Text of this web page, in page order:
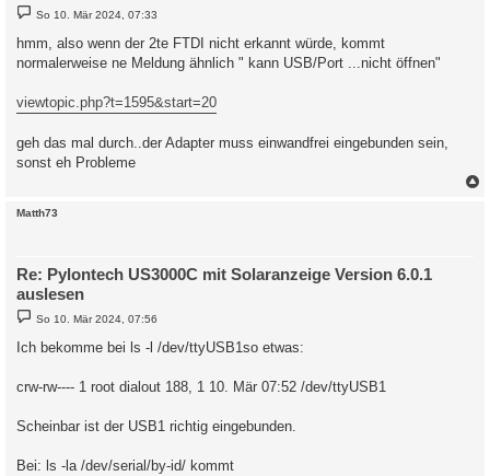
B
e
t
r
So 10. Mär 2024, 07:33
hmm, also wenn der 2te FTDI nicht erkannt würde, kommt
normalerweise ne Meldung ähnlich " kann USB/Port ...nicht öffnen"
viewtopic.php?t=1595&start=20
geh das mal durch..der Adapter muss einwandfrei eingebunden sein,
sonst eh Probleme
Matth73
Re: Pylontech US3000C mit Solaranzeige Version 6.0.1
auslesen
B
e
t
g
So 10. Mär 2024, 07:56
Ich bekomme bei ls -l /dev/ttyUSB1so etwas:
crw-rw---- 1 root dialout 188, 1 10. Mär 07:52 /dev/ttyUSB1
Scheinbar ist der USB1 richtig eingebunden.
Bei: ls -la /dev/serial/by-id/ kommt